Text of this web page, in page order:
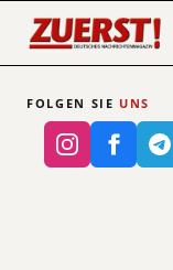
FOLGEN SIE UNS